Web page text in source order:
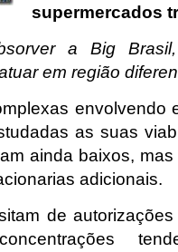
supermercados
a Big
em região
envolvendo
as suas
ainda baixos,
adicionais.
de